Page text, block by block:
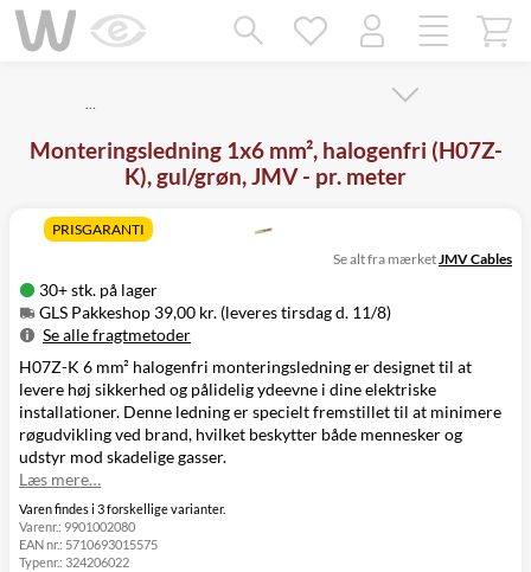
…
Monteringsledning 1x6 mm², halogenfri (H07Z-
K), gul/grøn, JMV - pr. meter
PRISGARANTI
30+ stk. på lager
GLS Pakkeshop 39,00 kr. (leveres tirsdag d. 11/8)
Se alle fragtmetoder
Metode
Pris
Leveres
GLS Pakkeshop
39,00 kr.
Tirsdag d. 11/8
GLS
Hjemmelevering
49,00 kr.
Tirsdag d. 11/8
GLS Erhverv
49,00 kr.
Click&Collect i
Svenstrup
(9230)
0,00 kr.
Se alt fra mærketJMV Cables
H07Z-K 6 mm² halogenfri monteringsledning er designet til at
levere høj sikkerhed og pålidelig ydeevne i dine elektriske
installationer. Denne ledning er specielt fremstillet til at minimere
røgudvikling ved brand, hvilket beskytter både mennesker og
udstyr mod skadelige gasser.
Læs mere…
Varen findes i 3 forskellige varianter.
Varenr.: 9901002080
EAN nr.: 5710693015575
Typenr.: 324206022
Mangler chatten?
Ret samtykke!